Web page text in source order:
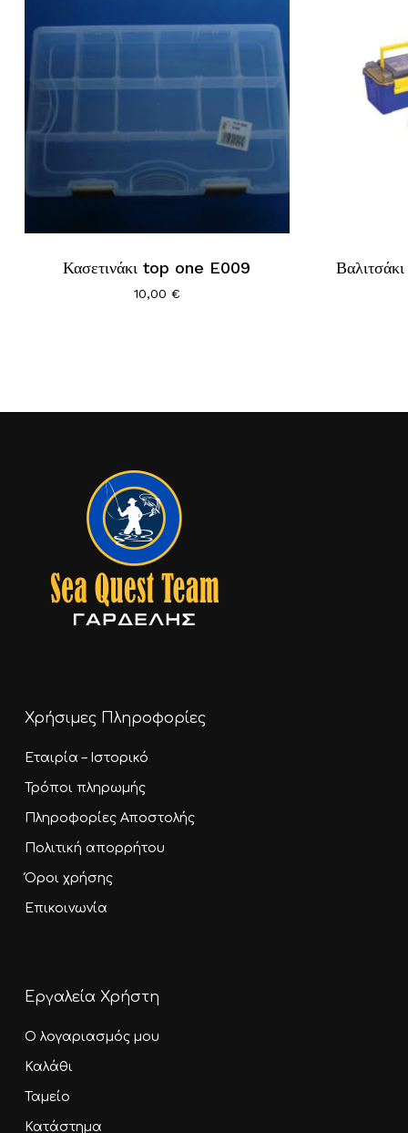
Κασετινάκι top one E009
10,00 €
Χρήσιμες Πληροφορίες
Εταιρία – Ιστορικό
Τρόποι πληρωμής
Πληροφορίες Αποστολής
Πολιτική απορρήτου
Όροι χρήσης
Επικοινωνία
Εργαλεία Χρήστη
Ο λογαριασμός μου
Καλάθι
Ταμείο
Κατάστημα